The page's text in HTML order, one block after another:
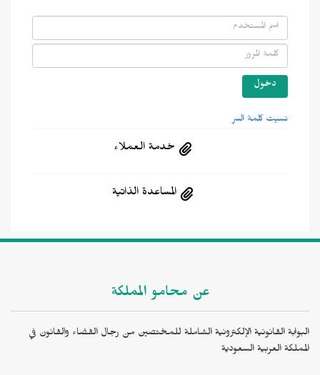
نسيت كلمة السر
خدمة العملاء
المساعدة الذاتية
عن محامو المملكة
البوابة القانونية الإلكترونية الشاملة للمختصين من رجال القضاء والقانون في
المملكة العربية السعودية